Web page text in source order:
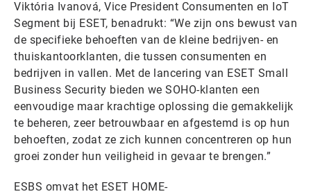
Viktória Ivanová, Vice President Consumenten en IoT
Segment bij ESET, benadrukt: “We zijn ons bewust van
de specifieke behoeften van de kleine bedrijven- en
thuiskantoorklanten, die tussen consumenten en
bedrijven in vallen. Met de lancering van ESET Small
Business Security bieden we SOHO-klanten een
eenvoudige maar krachtige oplossing die gemakkelijk
te beheren, zeer betrouwbaar en afgestemd is op hun
behoeften, zodat ze zich kunnen concentreren op hun
groei zonder hun veiligheid in gevaar te brengen.”
ESBS omvat het ESET HOME-